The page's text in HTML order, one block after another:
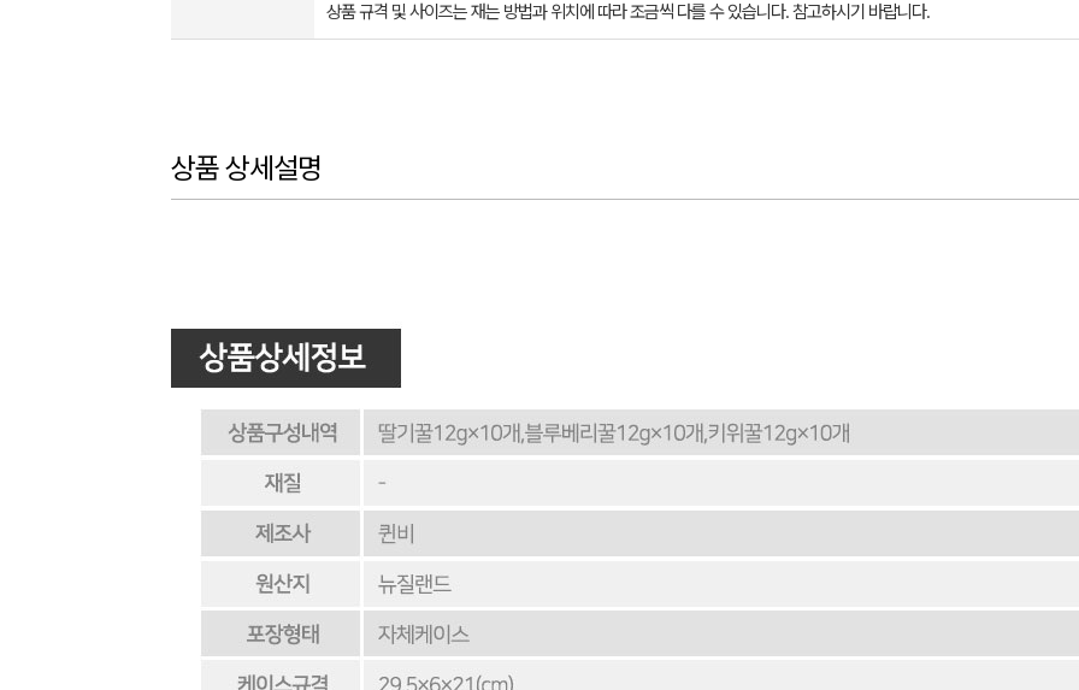
상품 규격 및 사이즈는 재는 방법과 위치에 따라 조금씩 다를 수 있습니다. 참고하시기 바랍니다.
상품 상세설명